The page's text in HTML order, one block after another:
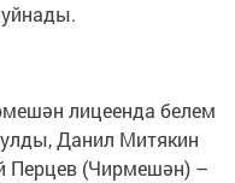
лицеенда белем
Данил Митякин
Перцев (Чирмешән) –